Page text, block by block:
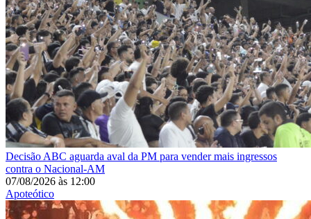
Decisão ABC aguarda aval da PM para vender mais ingressos
contra o Nacional-AM
07/08/2026 às 12:00
Apoteótico